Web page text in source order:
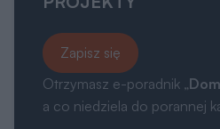
Zapisz się
Otrzymasz e-poradnik „
a co niedziela do porannej